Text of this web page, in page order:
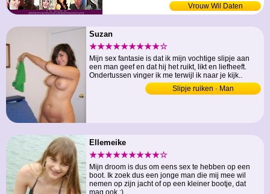
Vrouw Wil Daten
Suzan
★★★★★★★★★☆
Mijn sex fantasie is dat ik mijn vochtige slipje aan
een man geef en dat hij het ruikt, likt en liefheeft.
Ondertussen vinger ik me terwijl ik naar je kijk..
Slipje ruiken · Man
Ellemeike
★★★★★★★★★☆
Mijn droom is dus om eens sex te hebben op een
boot. Ik zoek dus een jonge man die mij mee wil
nemen op zijn jacht of op een kleiner bootje, dat
mag ook ;)